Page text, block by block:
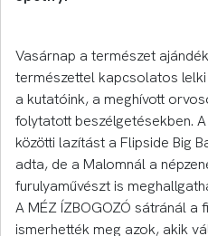
Vasárnap a természet
természettel kapcsolatos
a kutatóink, a meghívott
folytatott beszélgetésekben.
közötti lazítást a Flipside Big
adta, de a Malomnál a
furulyaművészt is
A MÉZ ÍZBOGOZÓ sátránál a
ismerhették meg azok, akik